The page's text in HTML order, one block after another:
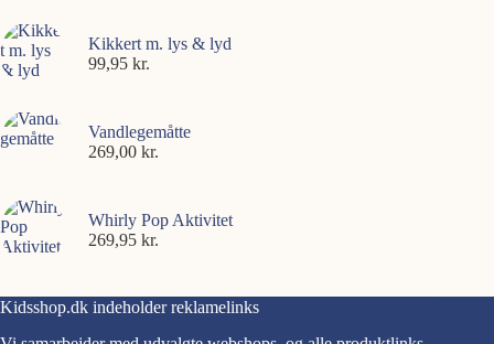
Kikkert m. lys & lyd
99,95 kr.
Vandlegemåtte
269,00 kr.
Whirly Pop Aktivitet
269,95 kr.
Kidsshop.dk indeholder reklamelinks